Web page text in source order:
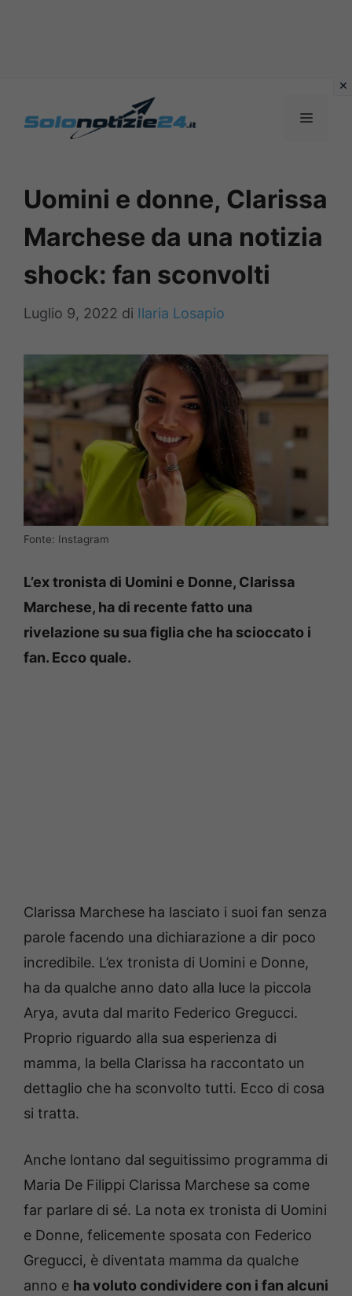
MENU
Uomini e donne, Clarissa
Marchese da una notizia
shock: fan sconvolti
Luglio 9, 2022 di Ilaria Losapio
Fonte: Instagram
L’ex tronista di Uomini e Donne, Clarissa
Marchese, ha di recente fatto una
rivelazione su sua figlia che ha scioccato i
fan. Ecco quale.
Clarissa Marchese ha lasciato i suoi fan senza
parole facendo una dichiarazione a dir poco
incredibile. L’ex tronista di Uomini e Donne,
ha da qualche anno dato alla luce la piccola
Arya, avuta dal marito Federico Gregucci.
Proprio riguardo alla sua esperienza di
mamma, la bella Clarissa ha raccontato un
dettaglio che ha sconvolto tutti. Ecco di cosa
si tratta.
Anche lontano dal seguitissimo programma di
Maria De Filippi Clarissa Marchese sa come
far parlare di sé. La nota ex tronista di Uomini
e Donne, felicemente sposata con Federico
Gregucci, è diventata mamma da qualche
anno e ha voluto condividere con i fan alcuni